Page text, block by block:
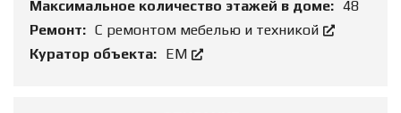
Максимальное количество этажей в доме: 48
Ремонт: С ремонтом мебелью и техникой
Куратор объекта: ЕМ